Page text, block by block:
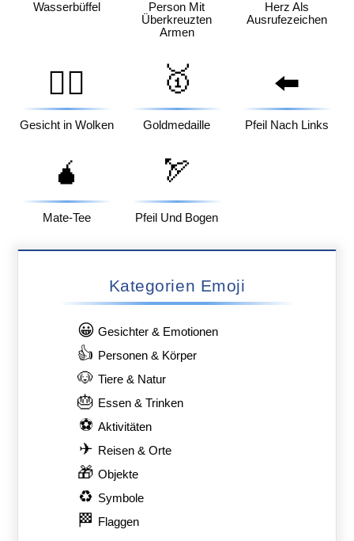
Wasserbüffel
Person Mit
Überkreuzten
Armen
Herz Als
Ausrufezeichen
😶‍🌫️
Gesicht in Wolken
🥇
Goldmedaille
⬅️
Pfeil Nach Links
🧉
Mate-Tee
🏹
Pfeil Und Bogen
Kategorien Emoji
😀 Gesichter & Emotionen
👍 Personen & Körper
🐶 Tiere & Natur
🎂 Essen & Trinken
⚽ Aktivitäten
✈ Reisen & Orte
🎁 Objekte
♻ Symbole
🏁 Flaggen